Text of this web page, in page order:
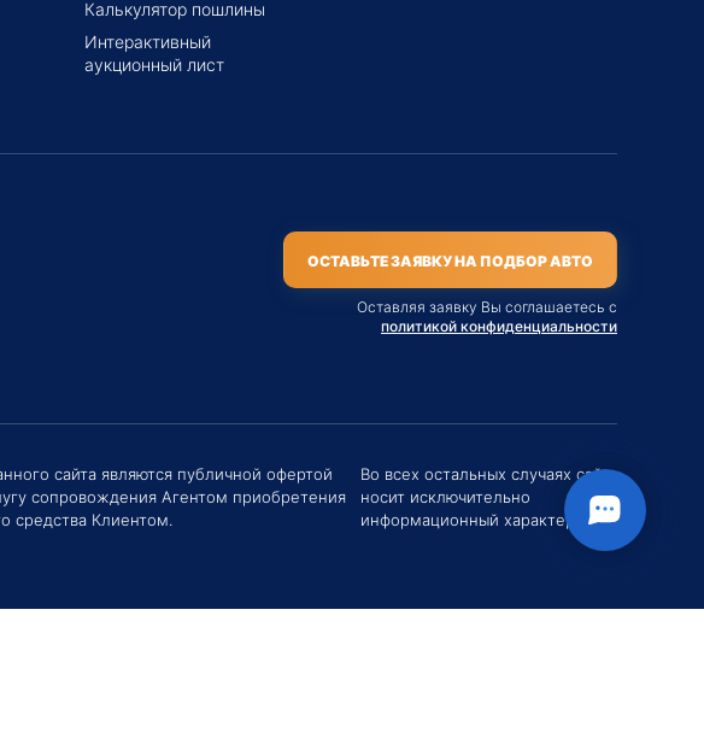
Калькулятор пошлины
Интерактивный
аукционный лист
ОСТАВЬТЕ ЗАЯВКУ НА ПОДБОР АВТО
Оставляя заявку Вы соглашаетесь с
политикой конфиденциальности
сайта являются публичной офертой
сопровождения Агентом приобретения
средства Клиентом.
Во всех остальных случаях сайт
носит исключительно
информационный характер.
Евгений Хоменко
Здравствуйте! Если у вас есть вопросы (Цена,
задать их мне в чат!